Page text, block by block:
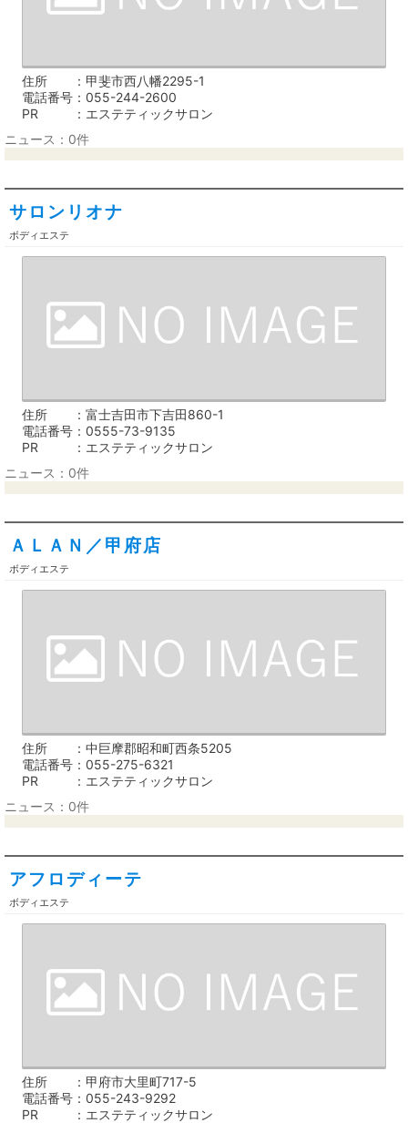
住所
甲斐市西八幡2295-1
電話番号
055-244-2600
PR
エステティックサロン
ニュース：0件
サロンリオナ
ボディエステ
住所
富士吉田市下吉田860-1
電話番号
0555-73-9135
PR
エステティックサロン
ニュース：0件
ＡＬＡＮ／甲府店
ボディエステ
住所
中巨摩郡昭和町西条5205
電話番号
055-275-6321
PR
エステティックサロン
ニュース：0件
アフロディーテ
ボディエステ
住所
甲府市大里町717-5
電話番号
055-243-9292
PR
エステティックサロン